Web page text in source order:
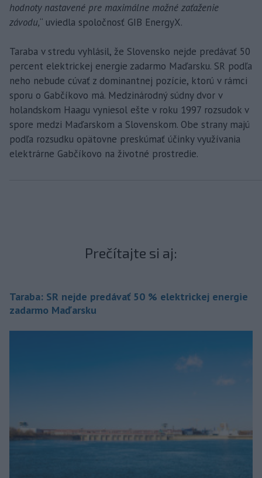
hodnoty nastavené pre maximálne možné zaťaženie
závodu,“ uviedla spoločnosť GIB EnergyX.
Taraba v stredu vyhlásil, že Slovensko nejde predávať 50
percent elektrickej energie zadarmo Maďarsku. SR podľa
neho nebude cúvať z dominantnej pozície, ktorú v rámci
sporu o Gabčíkovo má. Medzinárodný súdny dvor v
holandskom Haagu vyniesol ešte v roku 1997 rozsudok v
spore medzi Maďarskom a Slovenskom. Obe strany majú
podľa rozsudku opätovne preskúmať účinky využívania
elektrárne Gabčíkovo na životné prostredie.
Prečítajte si aj:
Taraba: SR nejde predávať 50 % elektrickej energie
zadarmo Maďarsku